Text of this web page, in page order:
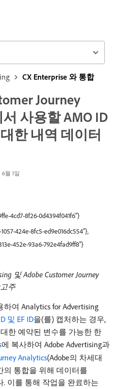
CX Enterprise 와 통합
Journey
사용할 AMO ID
한 내역 데이터
월 1일
4cd7-8f26-0d4394f041f6"}
424e-8fc5-ed9e016dc554"},
452e-93a6-792e4fad9ff8"}
및 Adobe Customer Journey
주
여 Analytics for Advertising
및 EF ID을(를) 캡처하는 경우,
대한 예약된 변수를 가능한 한
에 복사하여 Adobe Advertising과
Analytics​(Adobe의 차세대
의 통합을 위해 데이터를
. 이를 통해 작업을 완료하는